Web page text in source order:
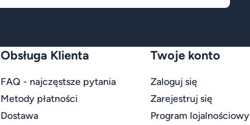
Obsługa Klienta
FAQ - najczęstsze pytania
Metody płatności
Dostawa
Twoje konto
Zaloguj się
Zarejestruj się
Program lojalnościowy